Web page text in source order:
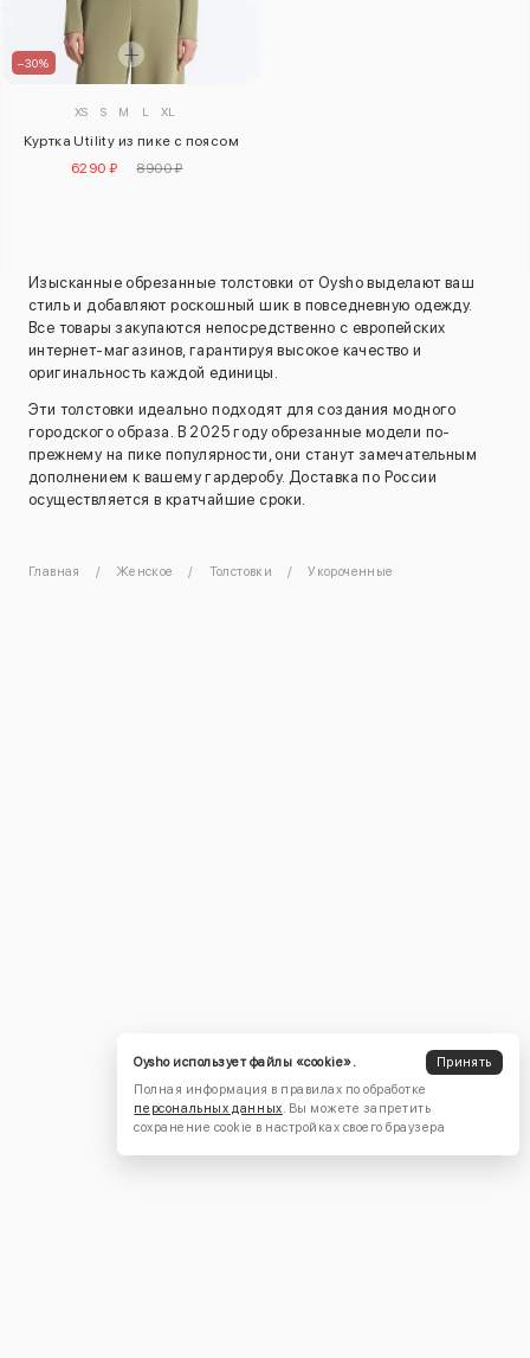
–30%
XS S M L XL
Куртка Utility из пике с поясом
6290 ₽
8900 ₽
Изысканные обрезанные толстовки от Oysho выделают ваш
стиль и добавляют роскошный шик в повседневную одежду.
Все товары закупаются непосредственно с европейских
интернет-магазинов, гарантируя высокое качество и
оригинальность каждой единицы.
Эти толстовки идеально подходят для создания модного
городского образа. В 2025 году обрезанные модели по-
прежнему на пике популярности, они станут замечательным
дополнением к вашему гардеробу. Доставка по России
осуществляется в кратчайшие сроки.
Главная Женское Толстовки Укороченные
Oysho использует файлы «cookie».
Принять
Полная информация в правилах по обработке
персональных данных. Вы можете запретить
сохранение cookie в настройках своего браузера